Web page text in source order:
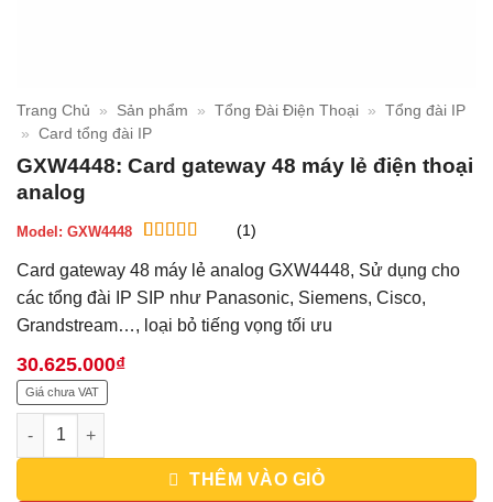
Trang Chủ » Sản phẩm » Tổng Đài Điện Thoại »
Tổng đài IP
»
Card tổng đài IP
GXW4448: Card gateway 48 máy lẻ điện thoại
analog
Model: GXW4448
trênđánh
giá
(1)
Card gateway 48 máy lẻ analog GXW4448, Sử dụng cho
các tổng đài IP SIP như Panasonic, Siemens, Cisco,
Grandstream…, loại bỏ tiếng vọng tối ưu
30.625.000₫
Giá chưa VAT
GXW4448: Card gateway 48 máy lẻ điện thoại analog số lượng
THÊM VÀO GIỎ